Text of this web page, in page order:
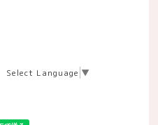
Select Language ▼